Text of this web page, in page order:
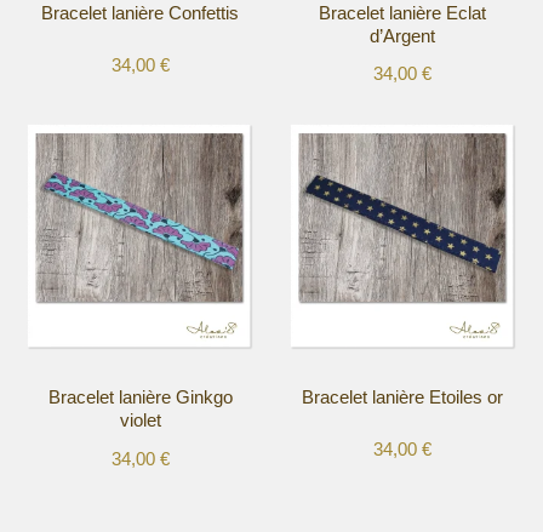
Bracelet lanière Confettis
34,00 €
plusieurs
variations.
Les
options
peuvent
être
sur
page
Bracelet lanière Eclat
d’Argent
34,00€
plusieurs
variations.
Les
options
peuvent
être
sur
page
Bracelet lanière Ginkgo
violet
34,00 €
Bracelet lanière Etoiles or
34,00€